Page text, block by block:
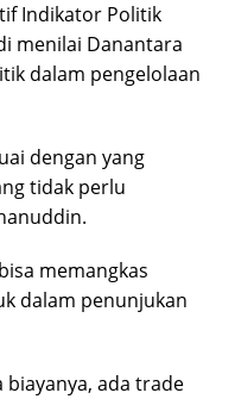
Indikator Politik
menilai Danantara
dalam pengelolaan
dengan yang
tidak perlu
memangkas
dalam penunjukan
biayanya, ada trade